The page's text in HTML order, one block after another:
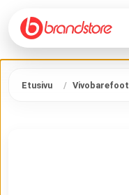
Etusivu Vivobarefoot